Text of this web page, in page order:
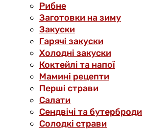
Рибне
Заготовки на зиму
Закуски
Гарячі закуски
Холодні закуски
Коктейлі та напої
Мамині рецепти
Перші страви
Салати
Сендвічі та бутерброди
Солодкі страви